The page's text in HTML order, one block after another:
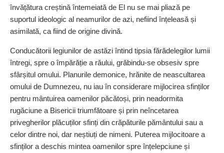
învățătura creștină întemeiată de El nu se mai pliază pe
suportul ideologic al neamurilor de azi, nefiind înțeleasă și
asimilată, ca fiind de origine divină.
Conducătorii legiunilor de astăzi întind tipsia fărădelegilor lumii
întregi, spre o împărăție a răului, grăbindu-se obsesiv spre
sfârșitul omului. Planurile demonice, hrănite de neascultarea
omului de Dumnezeu, nu iau în considerare mijlocirea sfinților
pentru mântuirea oamenilor păcătoși, prin neadormita
rugăciune a Bisericii triumfătoare și prin neîncetarea
privegherilor plăcuților sfinți din crăpăturile pământului sau a
celor dintre noi, dar neștiuți de nimeni. Puterea mijlocitoare a
sfinților a deschis mintea oamenilor spre înțelepciune și